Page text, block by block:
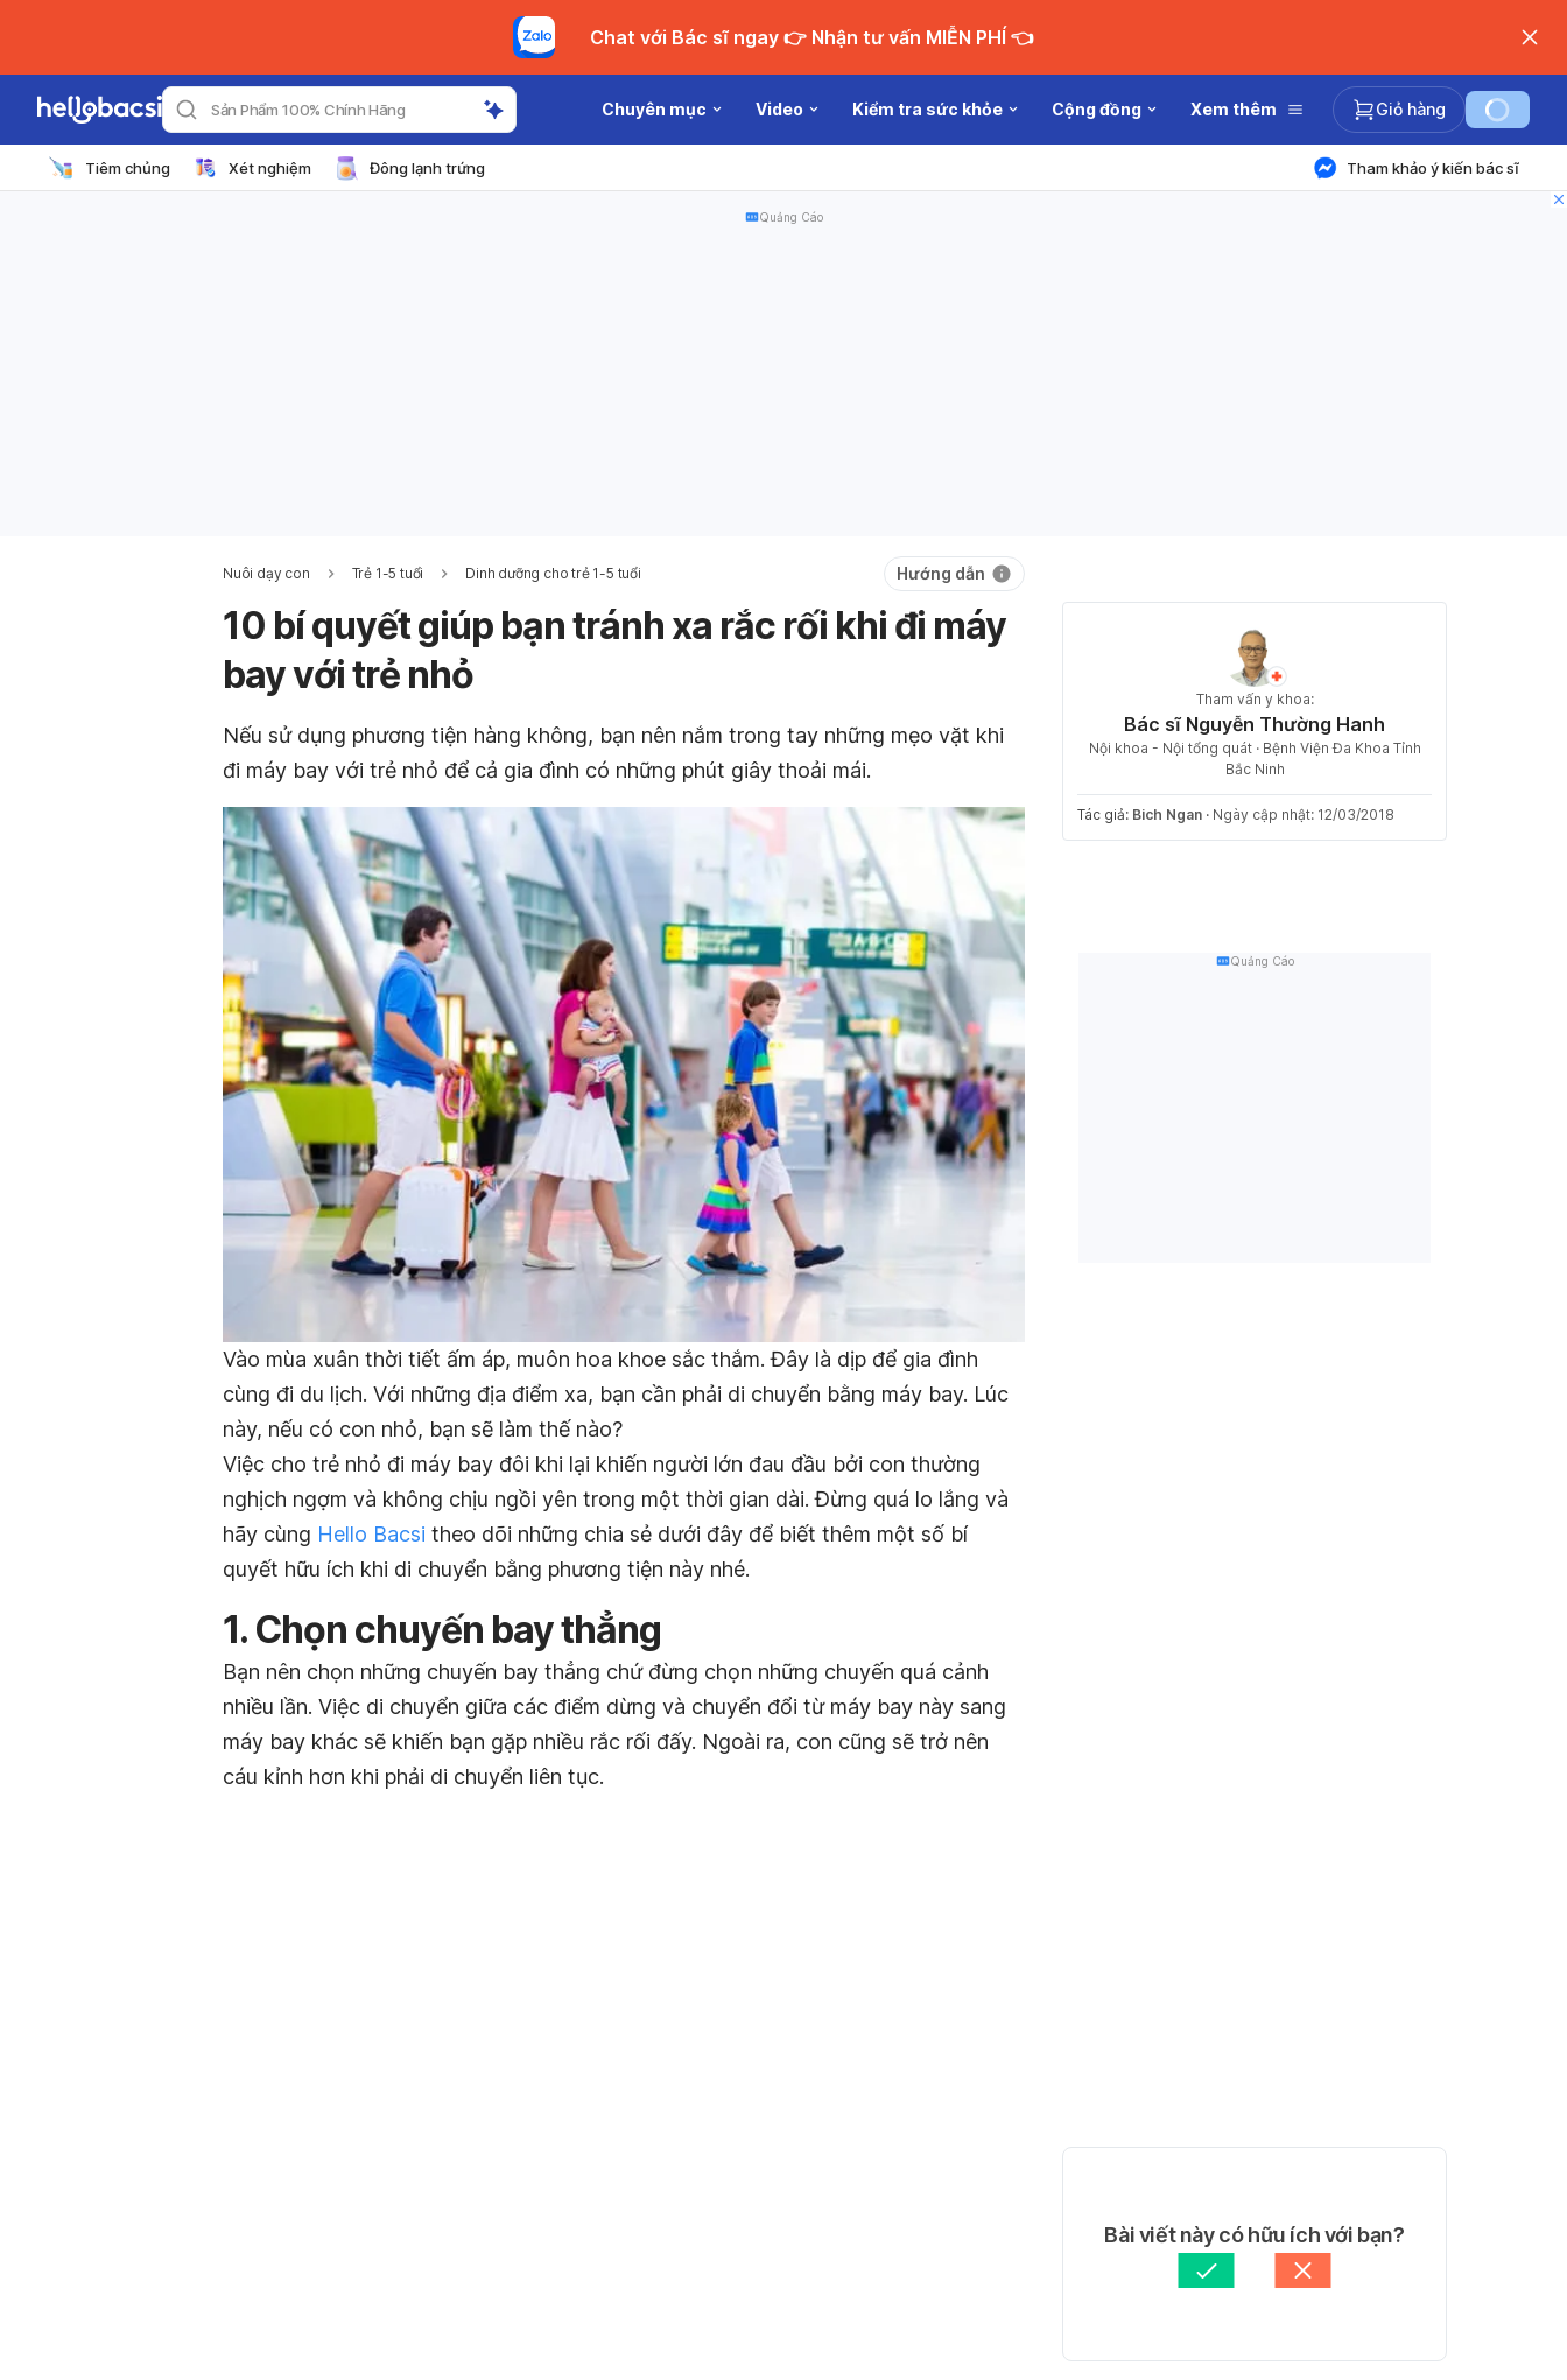
Chat với Bác sĩ ngay 👉 Nhận tư vấn MIỄN PHÍ 👈
Sản Phẩm 100% Chính Hãng Chuyên mục Video Kiểm tra sức khỏe Cộng đồng Xem thêm Giỏ hàng
Tiêm chủng Xét nghiệm Đông lạnh trứng Tham khảo ý kiến bác sĩ
Quảng Cáo
Nuôi dạy con Trẻ 1-5 tuổi Dinh dưỡng cho trẻ 1-5 tuổi Hướng dẫn
10 bí quyết giúp bạn tránh xa rắc rối khi đi máy
bay với trẻ nhỏ
Nếu sử dụng phương tiện hàng không, bạn nên nắm trong tay những mẹo vặt khi
đi máy bay với trẻ nhỏ để cả gia đình có những phút giây thoải mái.
Vào mùa xuân thời tiết ấm áp, muôn hoa khoe sắc thắm. Đây là dịp để gia đình
cùng đi du lịch. Với những địa điểm xa, bạn cần phải di chuyển bằng máy bay. Lúc
này, nếu có con nhỏ, bạn sẽ làm thế nào?
Việc cho trẻ nhỏ đi máy bay đôi khi lại khiến người lớn đau đầu bởi con thường
nghịch ngợm và không chịu ngồi yên trong một thời gian dài. Đừng quá lo lắng và
hãy cùng Hello Bacsi theo dõi những chia sẻ dưới đây để biết thêm một số bí
quyết hữu ích khi di chuyển bằng phương tiện này nhé.
1. Chọn chuyến bay thẳng
Bạn nên chọn những chuyến bay thẳng chứ đừng chọn những chuyến quá cảnh
nhiều lần. Việc di chuyển giữa các điểm dừng và chuyển đổi từ máy bay này sang
máy bay khác sẽ khiến bạn gặp nhiều rắc rối đấy. Ngoài ra, con cũng sẽ trở nên
cáu kỉnh hơn khi phải di chuyển liên tục.
Tham vấn y khoa:
Bác sĩ Nguyễn Thường Hanh
Nội khoa - Nội tổng quát · Bệnh Viện Đa Khoa Tỉnh
Bắc Ninh
Tác giả: Bich Ngan · Ngày cập nhật: 12/03/2018
Quảng Cáo
Bài viết này có hữu ích với bạn?